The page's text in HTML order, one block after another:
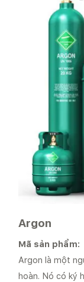
Argon
Mã sản phẩm:
Argon là một
hoàn. Nó có ký